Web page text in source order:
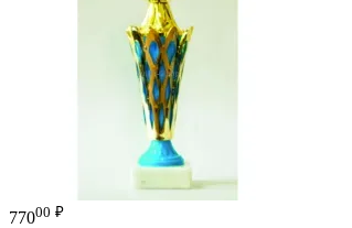
77000 ₽